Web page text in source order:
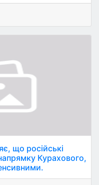
що російські
Курахового,